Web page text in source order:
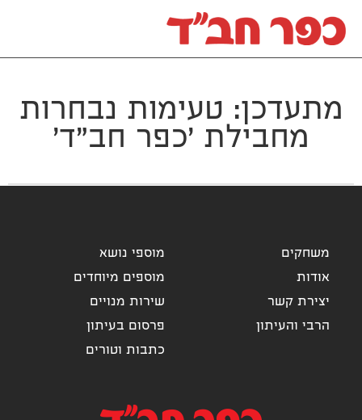
מתעדכן: טעימות נבחרות
מחבילת 'כפר חב"ד'
מוספי נושא
מוספים מיוחדים
שירות מנויים
פרסום בעיתון
כתבות וטורים
משחקים
אודות
יצירת קשר
הרבי והעיתון